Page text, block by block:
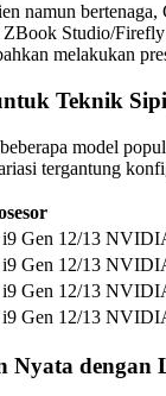
namun
ZBook Studio/
melakukan
Teknik
model
tergantung
Gen 12/13
Gen 12/13
Gen 12/13
Gen 12/13
Nyata dengan